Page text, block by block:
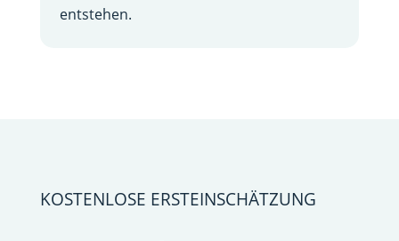
entstehen.
KOSTENLOSE ERSTEINSCHÄTZUNG